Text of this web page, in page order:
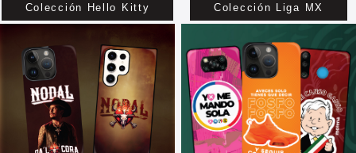
Colección Hello Kitty Colección Liga MX